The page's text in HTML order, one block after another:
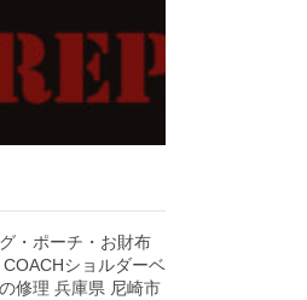
・ポーチ・お財布
ショルダーベ
修理 兵庫県 尼崎市